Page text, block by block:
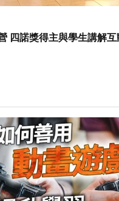
四諾獎得主與學生講解互